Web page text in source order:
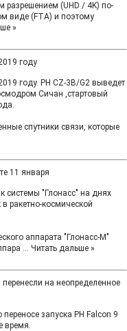
разрешением (UHD / 4K) по-
виде (FTA) и поэтому
»
году
году. РН CZ-3B/G2 выведет
Сичан ,стартовый
спутники связи, которые
11 января
системы "Глонасс" на днях
ракетно-космической
аппарата "Глонасс-М"
... Читать дальше »
на неопределенное
запуска РН Falcon 9
время.